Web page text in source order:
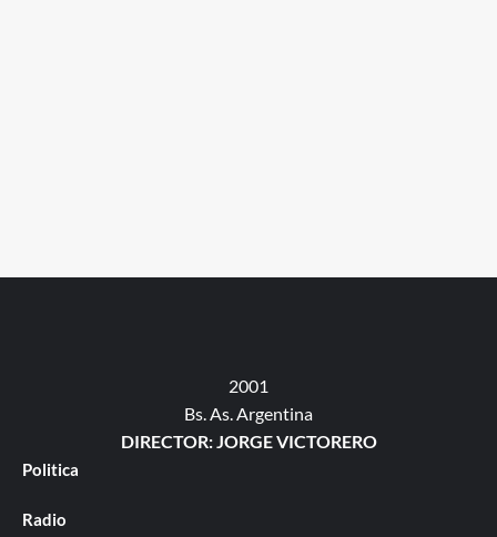
2001
Bs. As. Argentina
DIRECTOR: JORGE VICTORERO
Politica
Radio